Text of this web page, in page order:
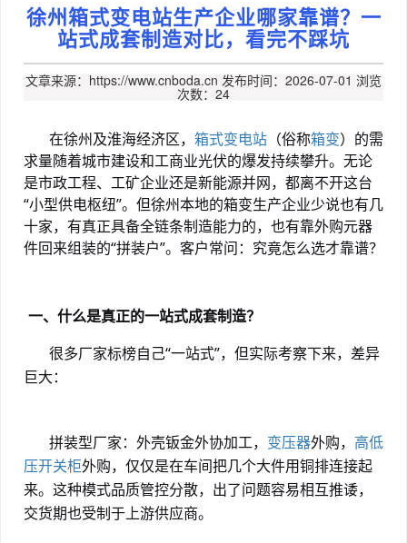
徐州箱式变电站生产企业哪家靠谱？一
站式成套制造对比，看完不踩坑
文章来源：https://www.cnboda.cn 发布时间：2026-07-01 浏览
次数：24
在徐州及淮海经济区， 箱式变电站 （俗称箱变）的需
求量随着城市建设和工商业光伏的爆发持续攀升。无论
是市政工程、工矿企业还是新能源并网，都离不开这台
“小型供电枢纽”。但徐州本地的箱变生产企业少说也有几
十家，有真正具备全链条制造能力的，也有靠外购元器
件回来组装的“拼装户”。客户常问：究竟怎么选才靠谱？
一、什么是真正的一站式成套制造？
很多厂家标榜自己“一站式”，但实际考察下来，差异
巨大：
拼装型厂家：外壳钣金外协加工， 变压器外购， 高低
压开关柜外购，仅仅是在车间把几个大件用铜排连接起
来。这种模式品质管控分散，出了问题容易相互推诿，
交货期也受制于上游供应商。